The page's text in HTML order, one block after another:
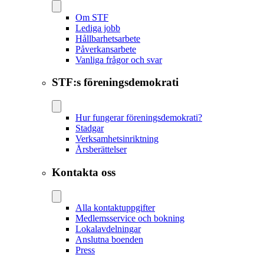
Om STF
Lediga jobb
Hållbarhetsarbete
Påverkansarbete
Vanliga frågor och svar
STF:s föreningsdemokrati
Hur fungerar föreningsdemokrati?
Stadgar
Verksamhetsinriktning
Årsberättelser
Kontakta oss
Alla kontaktuppgifter
Medlemsservice och bokning
Lokalavdelningar
Anslutna boenden
Press